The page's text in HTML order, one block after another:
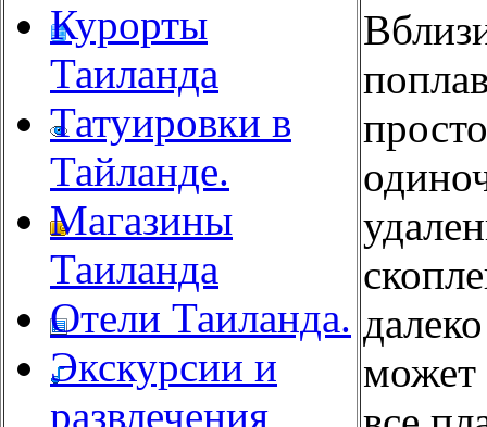
Курорты
Таиланда
Татуировки в
Тайланде.
Магазины
Таиланда
Отели Таиланда.
Экскурсии и
развлечения
может